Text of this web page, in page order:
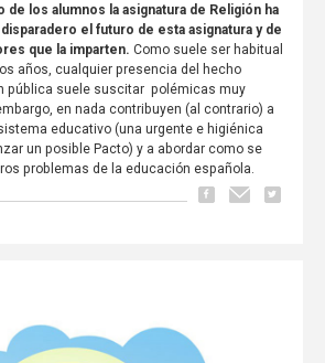
los alumnos la asignatura de Religión ha
el futuro de esta asignatura y de
que la imparten. Como suele ser habitual
años, cualquier presencia del hecho
pública suele suscitar polémicas muy
en nada contribuyen (al contrario) a
educativo (una urgente e higiénica
un posible Pacto) y a abordar como se
problemas de la educación española.